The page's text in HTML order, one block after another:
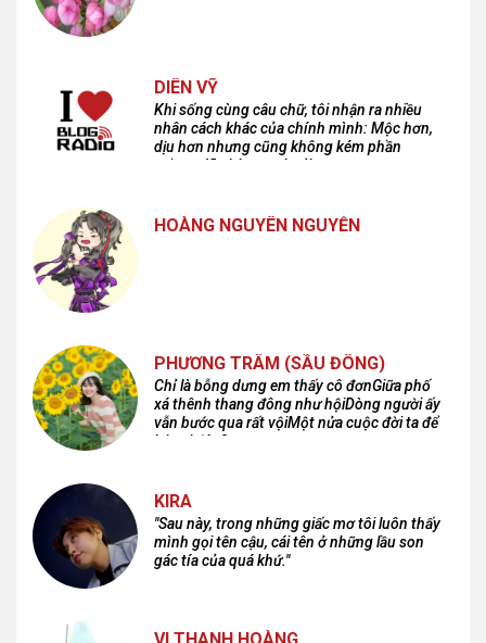
DIÊN VỸ
Khi sống cùng câu chữ, tôi nhận ra nhiều
nhân cách khác của chính mình: Mộc hơn,
dịu hơn nhưng cũng không kém phần
cuồng dã và hoang hoải...
HOÀNG NGUYÊN NGUYỄN
PHƯƠNG TRÂM (SẦU ĐÔNG)
Chỉ là bỗng dưng em thấy cô đơnGiữa phố
xá thênh thang đông như hộiDòng người ấy
vẫn bước qua rất vộiMột nửa cuộc đời ta để
lại nơi đâu?
KIRA
"Sau này, trong những giấc mơ tôi luôn thấy
mình gọi tên cậu, cái tên ở những lầu son
gác tía của quá khứ."